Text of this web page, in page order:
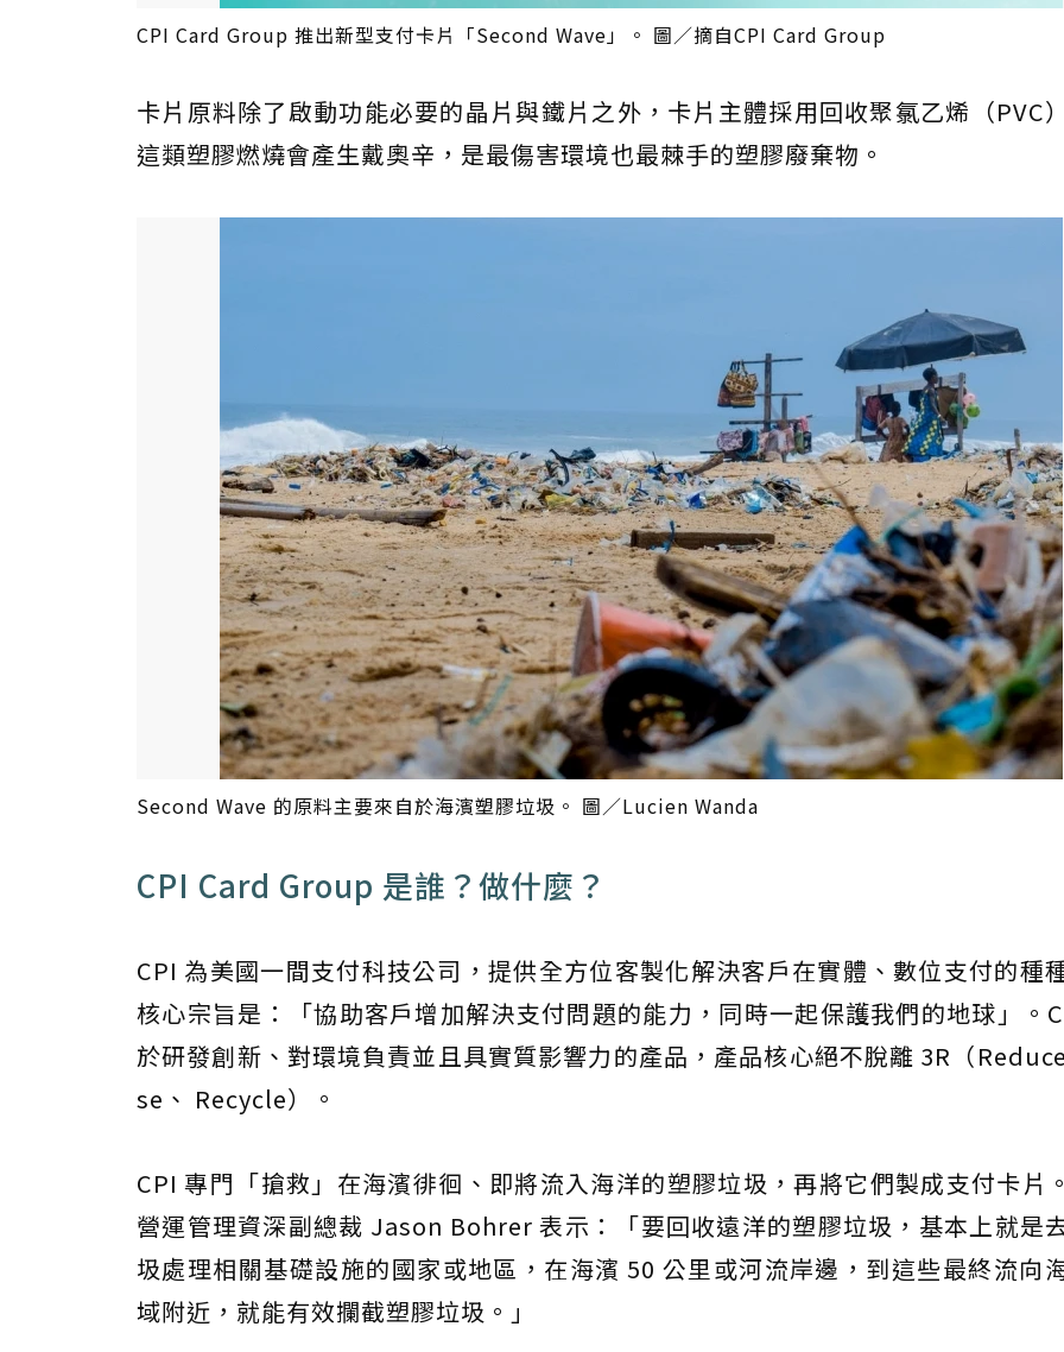
CPI Card Group 推出新型支付卡片「Second Wave」。 圖／摘自CPI Card Group
卡片原料除了啟動功能必要的晶片與鐵片之外，卡片主體採用回收聚氯乙烯（PVC
這類塑膠燃燒會產生戴奧辛，是最傷害環境也最棘手的塑膠廢棄物。
Second Wave 的原料主要來自於海濱塑膠垃圾。 圖／Lucien Wanda
CPI Card Group 是誰？做什麼？
CPI 為美國一間支付科技公司，提供全方位客製化解決客戶在實體、數位支付的種
核心宗旨是：「協助客戶增加解決支付問題的能力，同時一起保護我們的地球」。
於研發創新、對環境負責並且具實質影響力的產品，產品核心絕不脫離 3R（
se、 Recycle）。
CPI 專門「搶救」在海濱徘徊、即將流入海洋的塑膠垃圾，再將它們製成支付卡片
營運管理資深副總裁 Jason Bohrer 表示：「要回收遠洋的塑膠垃圾，基本上就是
圾處理相關基礎設施的國家或地區，在海濱 50 公里或河流岸邊，到這些最終流向
域附近，就能有效攔截塑膠垃圾。」